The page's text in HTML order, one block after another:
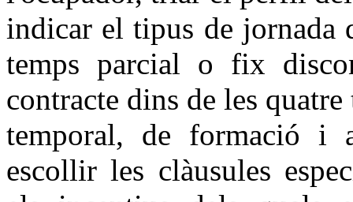
indicar el tipus de jornada
temps parcial o fix
contracte dins de les
temporal, de formació i
escollir les clàusules